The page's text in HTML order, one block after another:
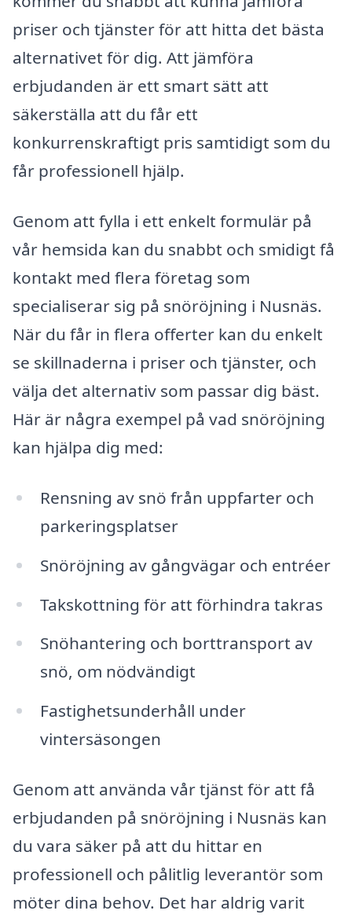
priser och tjänster för att hitta det bästa
alternativet för dig. Att jämföra
erbjudanden är ett smart sätt att
säkerställa att du får ett
konkurrenskraftigt pris samtidigt som du
får professionell hjälp.
Genom att fylla i ett enkelt formulär på
vår hemsida kan du snabbt och smidigt få
kontakt med flera företag som
specialiserar sig på snöröjning i Nusnäs.
När du får in flera offerter kan du enkelt
se skillnaderna i priser och tjänster, och
välja det alternativ som passar dig bäst.
Här är några exempel på vad snöröjning
kan hjälpa dig med:
Rensning av snö från uppfarter och
parkeringsplatser
Snöröjning av gångvägar och entréer
Takskottning för att förhindra takras
Snöhantering och borttransport av
snö, om nödvändigt
Fastighetsunderhåll under
vintersäsongen
Genom att använda vår tjänst för att få
erbjudanden på snöröjning i Nusnäs kan
du vara säker på att du hittar en
professionell och pålitlig leverantör som
möter dina behov. Det har aldrig varit